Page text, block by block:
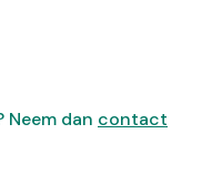
Neem dan contact